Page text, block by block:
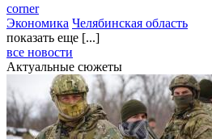
corner
Экономика Челябинская область
показать еще [...]
все новости
Актуальные сюжеты